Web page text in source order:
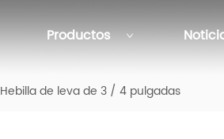
Productos
Hebilla de leva de 3 / 4 pulgadas